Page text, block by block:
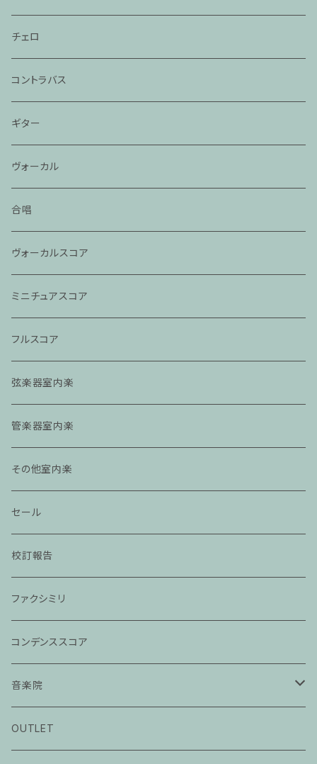
チェロ
コントラバス
ギター
ヴォーカル
合唱
ヴォーカルスコア
ミニチュアスコア
フルスコア
弦楽器室内楽
管楽器室内楽
その他室内楽
セール
校訂報告
ファクシミリ
コンデンススコア
音楽院
ピアノ科３０分レッスン
OUTLET